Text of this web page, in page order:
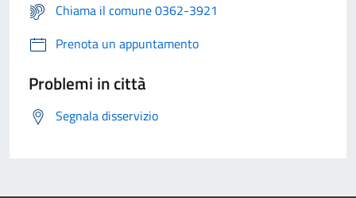
Chiama il comune 0362-3921
Prenota un appuntamento
Problemi in città
Segnala disservizio